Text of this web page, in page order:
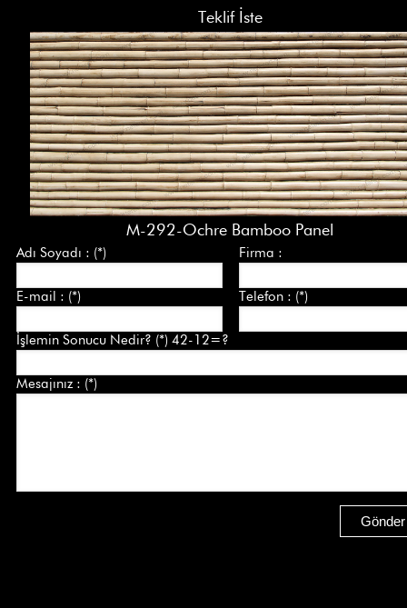
Teklif İste
M-292-Ochre Bamboo Panel
Adı Soyadı : (*) Firma :
E-mail : (*) Telefon : (*)
İşlemin Sonucu Nedir? (*) 42-12=?
Mesajınız : (*)